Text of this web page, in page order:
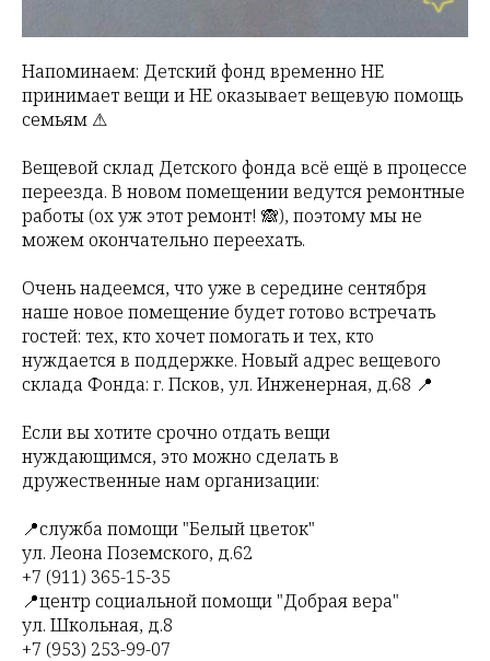
Напоминаем: Детский фонд временно НЕ
принимает вещи и НЕ оказывает вещевую помощь
семьям ⚠
Вещевой склад Детского фонда всё ещё в процессе
переезда. В новом помещении ведутся ремонтные
работы (ох уж этот ремонт! 🙈), поэтому мы не
можем окончательно переехать.
Очень надеемся, что уже в середине сентября
наше новое помещение будет готово встречать
гостей: тех, кто хочет помогать и тех, кто
нуждается в поддержке. Новый адрес вещевого
склада Фонда: г. Псков, ул. Инженерная, д.68 📍
Если вы хотите срочно отдать вещи
нуждающимся, это можно сделать в
дружественные нам организации:
📍служба помощи "Белый цветок"
ул. Леона Поземского, д.62
+7 (911) 365-15-35
📍центр социальной помощи "Добрая вера"
ул. Школьная, д.8
+7 (953) 253-99-07